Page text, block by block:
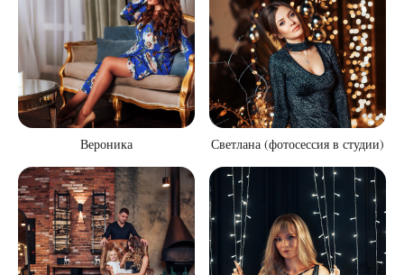
Вероника Светлана (фотосессия в студии)